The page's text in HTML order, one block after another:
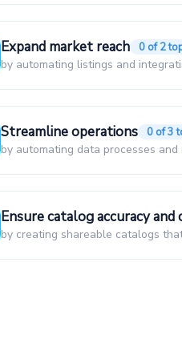
Minimize down-time by making
Increase conversions by
Expand market reach 0 of 2
by automating listings and
Reach more potential buyers
integrations
Streamline operations 0 of 3
by automating data processes
Eliminate manual data
automation
Ensure catalog accuracy and
by creating shareable catalogs
Create and share customized